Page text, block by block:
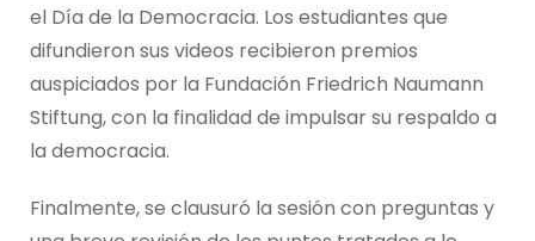
el Día de la Democracia. Los estudiantes que
difundieron sus videos recibieron premios
auspiciados por la Fundación Friedrich Naumann
Stiftung, con la finalidad de impulsar su respaldo a
la democracia.
Finalmente, se clausuró la sesión con preguntas y